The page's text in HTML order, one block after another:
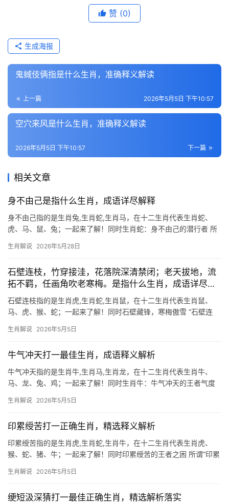
赞 (0)
生成海报
鬼蜮伎俩指是什么生肖，准确释义解读
上一篇 2026年5月5日 下午10:57
空穴来风是什么生肖，准确释义解读
下一篇
2026年5月5日 下午10:57
相关文章
身不由己是指什么生肖，成语详尽解释
身不由己指的是生肖兔,生肖蛇,生肖马，在十二生肖代表生肖蛇、
虎、马、鼠、兔；一起来了解！同时生肖蛇：身不由己的潜行者 所
言，犹如行走于暗夜，事业上恐遭小人作祟，项目被抢、团队停滞
生肖解说 2026年5月28日
石壁连枝，竹穿接洼，花落院深清禁闭；老天拔地，流
拓不羁，任画角吹老寒梅。是指什么生肖，成语详尽解
释
石壁连枝指的是生肖虎,生肖蛇,生肖鼠，在十二生肖代表生肖鼠、
马、虎、猴、蛇；一起来了解！同时石壁藏锋，寒梅傲雪 “石壁连
洼”之困——事业上或遭打压，29岁者尤需防项目被抢，41岁则警惕
生肖解说 2026年5月5日
牛气冲天打一最佳生肖，成语释义解析
牛气冲天指的是生肖牛,生肖马,生肖龙，在十二生肖代表生肖牛、
马、龙、兔、鸡；一起来了解！同时生肖牛：牛气冲天的王者气度
勤劳、坚韧与厚积薄发，而“牛气”更暗含势不可挡的运势，2024甲
生肖解说 2026年5月5日
印累绶苦打一正确生肖，精选释义解析
印累绶苦指的是生肖虎,生肖蛇,生肖牛，在十二生肖代表生肖虎、
猴、蛇、猪、牛；一起来了解！同时印累绶苦的王者之困 所谓“印累
为百兽之王，天生威仪，但2024年逢“剑锋星”入命，职场易遭小人
生肖解说 2026年5月5日
绠短汲深猜打一最佳正确生肖，精选解析落实